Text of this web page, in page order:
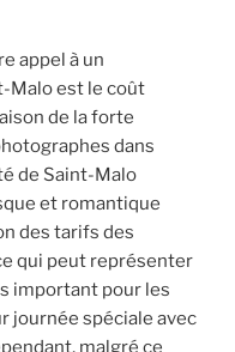
appel à un
Malo est le coût
de la forte
dans
de Saint-Malo
et romantique
des tarifs des
qui peut représenter
important pour les
journée spéciale avec
malgré ce